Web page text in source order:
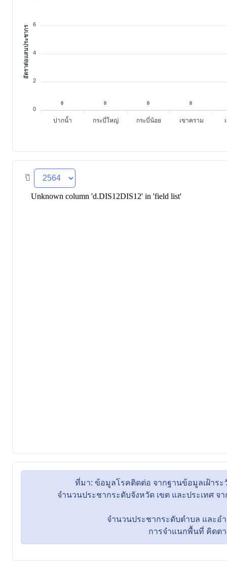
ปากน้ำ กระบี่ใหญ่ กระบี่น้อย เขาคราม
0 0 0 0
6
4
2
0
อัตราต่อแสนประชากร
ปี
ที่มา: ข้อมูลโรคติดต่อ จากฐานข้อมูลเฝ้าร
จำนวนประชากระดับจังหวัด เขต และประเทศ จา
จำนวนประชากระดับตำบล และอำ
การจำแนกพื้นที่ คิดตาม